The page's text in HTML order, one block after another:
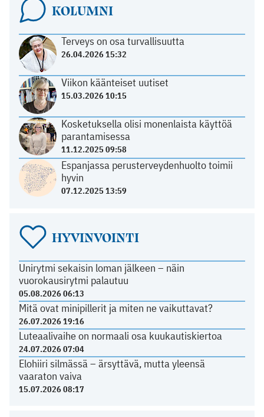
KOLUMNI
Terveys on osa turvallisuutta
26.04.2026 15:32
Viikon käänteiset uutiset
15.03.2026 10:15
Kosketuksella olisi monenlaista käyttöä
parantamisessa
11.12.2025 09:58
Espanjassa perusterveydenhuolto toimii
hyvin
07.12.2025 13:59
HYVINVOINTI
Unirytmi sekaisin loman jälkeen – näin
vuorokausirytmi palautuu
05.08.2026 06:13
Mitä ovat minipillerit ja miten ne vaikuttavat?
26.07.2026 19:16
Luteaalivaihe on normaali osa kuukautiskiertoa
24.07.2026 07:04
Elohiiri silmässä – ärsyttävä, mutta yleensä
vaaraton vaiva
15.07.2026 08:17